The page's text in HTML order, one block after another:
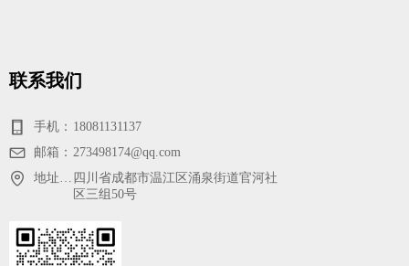
联系我们
手机： 18081131137
邮箱： 273498174@qq.com
地址：成都市温江区涌泉街道官河社区三组50号
四川省成都市温江区涌泉街道官河社
区三组50号